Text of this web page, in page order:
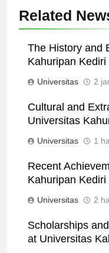
Related
The History and
Kahuripan Kediri
Universitas 2
Cultural and
Universitas
Universitas 1
Recent
Kahuripan
Universitas 2
Scholarships
at Universitas